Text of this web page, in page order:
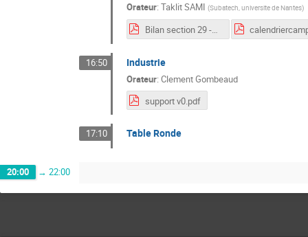
Orateur: Taklit SAMI (Subatech, universite de Nantes)
Bilan section 29 -2020.pdf
16:50 Industrie
Orateur: Clement Gombeaud
support v0.pdf
17:10 Table Ronde
20:00 → 22:00